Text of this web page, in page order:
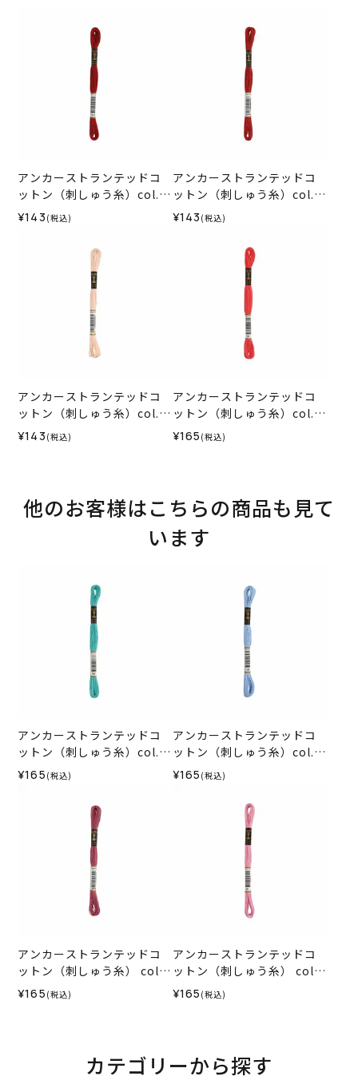
アンカーストランテッドコ
ットン（刺しゅう糸）col.1
015
¥143 (税込)
アンカーストランテッドコ
ットン（刺しゅう糸）col.1
014
¥143 (税込)
アンカーストランテッドコ
ットン（刺しゅう糸）col.1
012
¥143 (税込)
アンカーストランテッドコ
ットン（刺しゅう糸）col.0
035
¥165 (税込)
他のお客様はこちらの商品も見て
います
アンカーストランテッドコ
ットン（刺しゅう糸）col.0
187
¥165 (税込)
アンカーストランテッドコ
ットン（刺しゅう糸）col.0
129
¥165 (税込)
アンカーストランテッドコ
ットン（刺しゅう糸） col.9
70
¥165 (税込)
アンカーストランテッドコ
ットン（刺しゅう糸） col.6
0
¥165 (税込)
カテゴリーから探す